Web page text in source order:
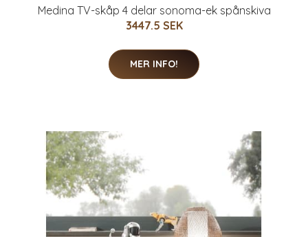
Medina TV-skåp 4 delar sonoma-ek spånskiva
3447.5 SEK
MER INFO!